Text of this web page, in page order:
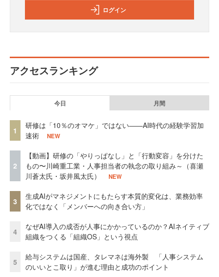
ログイン
アクセスランキング
今日 月間
1
研修は「10％のオマケ」ではない——AI時代の経験学習加
速術
NEW
2
【動画】研修の「やりっぱなし」と「行動変容」を分けた
もの〜川崎重工業・人事担当者の執念の取り組み～（喜瀬
川蒼太氏・坂井風太氏）
NEW
3
生成AIがマネジメントにもたらす本質的変化は、業務効率
化ではなく「メンバーへの向き合い方」
4
なぜAI導入の成否が人事にかかっているのか？AIネイティブ
組織をつくる「組織OS」という視点
5
給与システムは国産、タレマネは海外製 「人事システム
のいいとこ取り」が進む理由と成功のポイント